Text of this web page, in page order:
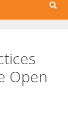
Search
Open